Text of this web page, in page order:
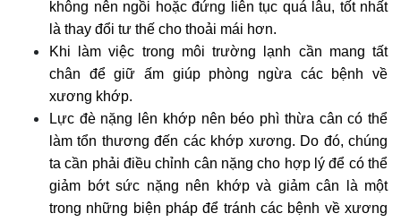
không nên ngồi hoặc đứng liên tục quá lâu, tốt nhất
là thay đổi tư thế cho thoải mái hơn.
Khi làm việc trong môi trường lạnh cần mang tất
chân để giữ ấm giúp phòng ngừa các bệnh về
xương khớp.
Lực đè nặng lên khớp nên béo phì thừa cân có thể
làm tổn thương đến các khớp xương. Do đó, chúng
ta cần phải điều chỉnh cân nặng cho hợp lý để có thể
giảm bớt sức nặng nên khớp và giảm cân là một
trong những biện pháp để tránh các bệnh về xương